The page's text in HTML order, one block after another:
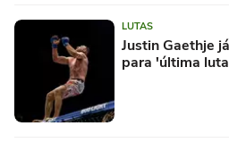
LUTAS
Justin Gaethje
para 'última